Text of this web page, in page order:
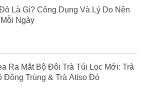
Là Gì? Công Dụng Và Lý Do Nên
Ngày
Ra Mắt Bộ Đôi Trà Túi Lọc Mới: Trà
Đông Trùng & Trà Atiso Đỏ